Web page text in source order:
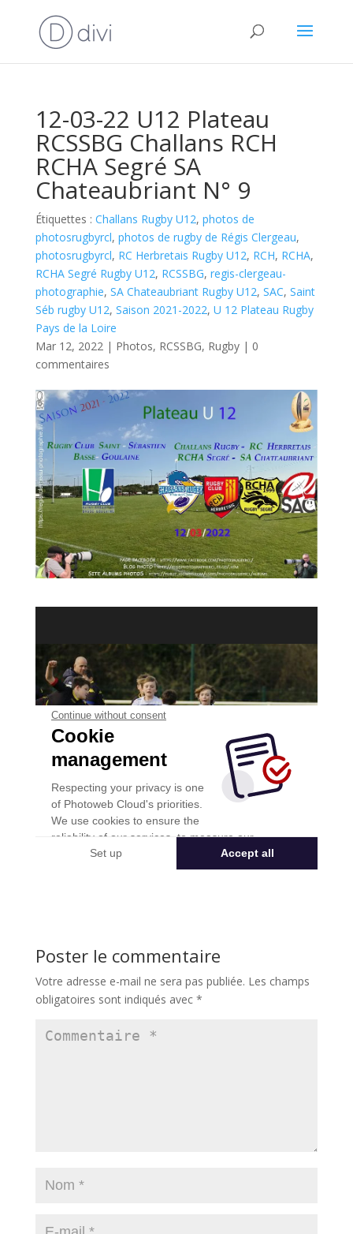
12-03-22 U12 Plateau
RCSSBG Challans RCH
RCHA Segré SA
Chateaubriant N° 9
Étiquettes : Challans Rugby U12, photos de
photosrugbyrcl, photos de rugby de Régis Clergeau,
photosrugbyrcl, RC Herbretais Rugby U12, RCH, RCHA,
RCHA Segré Rugby U12, RCSSBG, regis-clergeau-
photographie, SA Chateaubriant Rugby U12, SAC, Saint
Séb rugby U12, Saison 2021-2022, U 12 Plateau Rugby
Pays de la Loire
Mar 12, 2022| Photos, RCSSBG, Rugby| 0
commentaires
Poster le commentaire
Votre adresse e-mail ne sera pas publiée. Les champs
obligatoires sont indiqués avec *